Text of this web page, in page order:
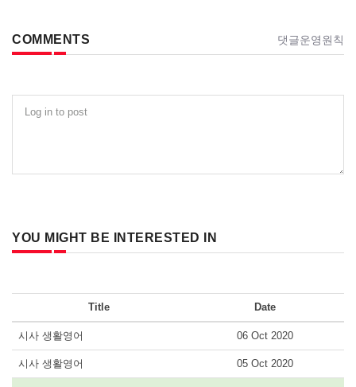
COMMENTS 댓글운영원칙
Log in to post
YOU MIGHT BE INTERESTED IN
Title Date
시사 생활영어 06 Oct 2020
시사 생활영어 05 Oct 2020